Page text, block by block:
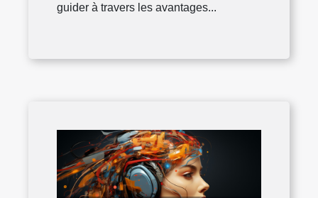
guider à travers les avantages...